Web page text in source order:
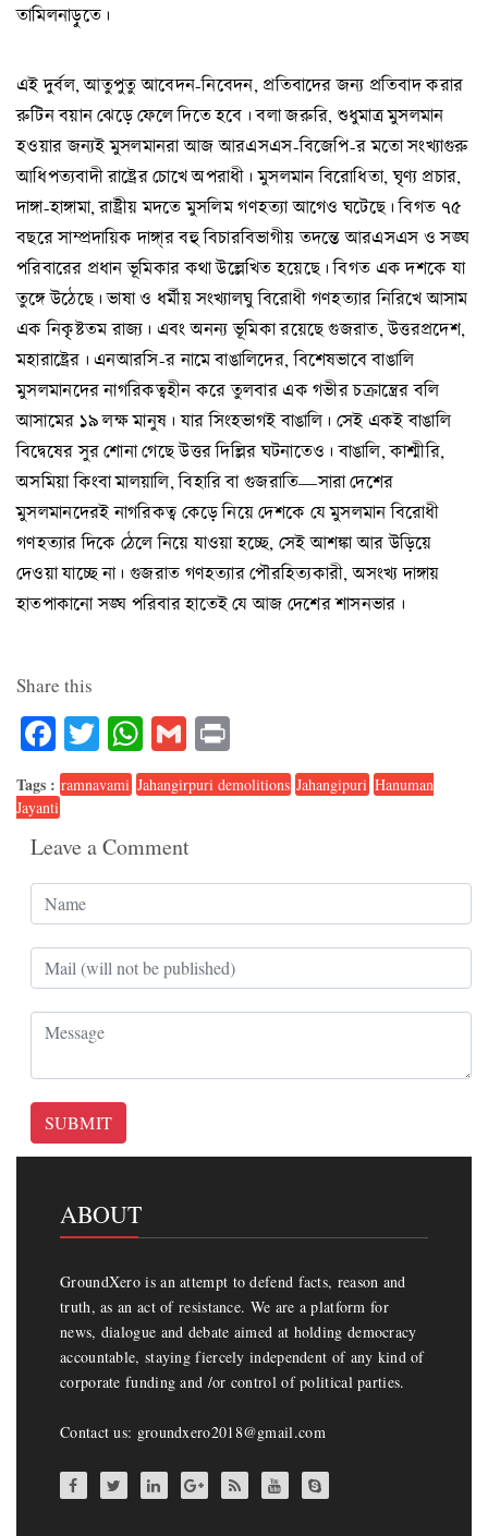
তামিলনাড়ুতে।
এই দুর্বল, আতুপুতু আবেদন-নিবেদন, প্রতিবাদের জন্য প্রতিবাদ করার
রুটিন বয়ান ঝেড়ে ফেলে দিতে হবে। বলা জরুরি, শুধুমাত্র মুসলমান
হওয়ার জন্যই মুসলমানরা আজ আরএসএস-বিজেপি-র মতো সংখ্যাগুরু
আধিপত্যবাদী রাষ্ট্রের চোখে অপরাধী। মুসলমান বিরোধিতা, ঘৃণ্য প্রচার,
দাঙ্গা-হাঙ্গামা, রাষ্ট্রীয় মদতে মুসলিম গণহত্যা আগেও ঘটেছে। বিগত ৭৫
বছরে সাম্প্রদায়িক দাঙ্গা্র বহু বিচারবিভাগীয় তদন্তে আরএসএস ও সঙ্ঘ
পরিবারের প্রধান ভূমিকার কথা উল্লেখিত হয়েছে। বিগত এক দশকে যা
তুঙ্গে উঠেছে। ভাষা ও ধর্মীয় সংখ্যালঘু বিরোধী গণহত্যার নিরিখে আসাম
এক নিকৃষ্টতম রাজ্য। এবং অনন্য ভূমিকা রয়েছে গুজরাত, উত্তরপ্রদেশ,
মহারাষ্ট্রের। এনআরসি-র নামে বাঙালিদের, বিশেষভাবে বাঙালি
মুসলমানদের নাগরিকত্বহীন করে তুলবার এক গভীর চক্রান্ত্রের বলি
আসামের ১৯ লক্ষ মানুষ। যার সিংহভাগই বাঙালি। সেই একই বাঙালি
বিদ্বেষের সুর শোনা গেছে উত্তর দিল্লির ঘটনাতেও। বাঙালি, কাশ্মীরি,
অসমিয়া কিংবা মালয়ালি, বিহারি বা গুজরাতি—সারা দেশের
মুসলমানদেরই নাগরিকত্ব কেড়ে নিয়ে দেশকে যে মুসলমান বিরোধী
গণহত্যার দিকে ঠেলে নিয়ে যাওয়া হচ্ছে, সেই আশঙ্কা আর উড়িয়ে
দেওয়া যাচ্ছে না। গুজরাত গণহত্যার পৌরহিত্যকারী, অসংখ্য দাঙ্গায়
হাতপাকানো সঙ্ঘ পরিবার হাতেই যে আজ দেশের শাসনভার।
Share this
Facebook
TwitterWhatsApp
Gmail
Tags : ramnavami Jahangirpuri demolitions Jahangipuri Hanuman
Jayanti
Leave a Comment
SUBMIT
ABOUT
GroundXero is an attempt to defend facts, reason and
truth, as an act of resistance. We are a platform for
news, dialogue and debate aimed at holding democracy
accountable, staying fiercely independent of any kind of
corporate funding and /or control of political parties.
Contact us: groundxero2018@gmail.com